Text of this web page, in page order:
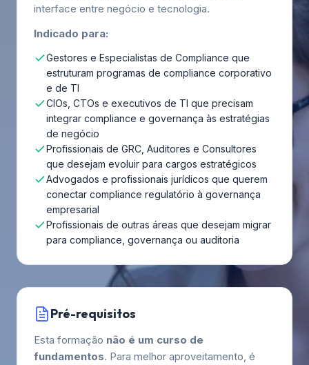
interface entre negócio e tecnologia.
Indicado para:
Gestores e Especialistas de Compliance que
estruturam programas de compliance corporativo
e de TI
CIOs, CTOs e executivos de TI que precisam
integrar compliance e governança às estratégias
de negócio
Profissionais de GRC, Auditores e Consultores
que desejam evoluir para cargos estratégicos
Advogados e profissionais jurídicos que querem
conectar compliance regulatório à governança
empresarial
Profissionais de outras áreas que desejam migrar
para compliance, governança ou auditoria
Pré-requisitos
Esta formação não é um curso de
fundamentos. Para melhor aproveitamento, é